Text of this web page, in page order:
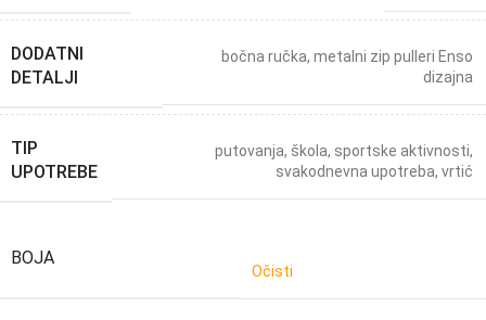
DODATNI
DETALJI
bočna ručka, metalni zip pulleri Enso
dizajna
TIP
UPOTREBE
putovanja, škola, sportske aktivnosti,
svakodnevna upotreba, vrtić
BOJA
Očisti